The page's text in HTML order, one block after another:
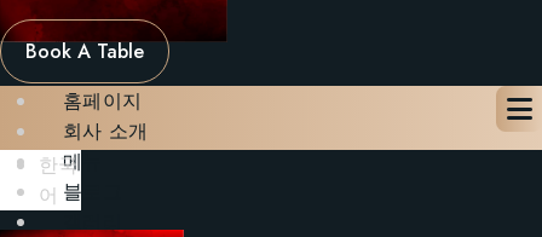
Book A Table
홈페이지
회사 소개
메뉴
블로그
한국
어